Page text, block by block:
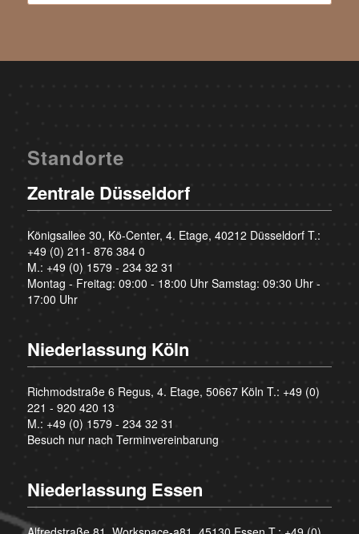
Standorte
Zentrale Düsseldorf
Königsallee 30, Kö-Center, 4. Etage, 40212 Düsseldorf T.:
+49 (0) 211- 876 384 0
M.: +49 (0) 1579 - 234 32 31
Montag - Freitag: 09:00 - 18:00 Uhr Samstag: 09:30 Uhr -
17:00 Uhr
Niederlassung Köln
Richmodstraße 6 Regus, 4. Etage, 50667 Köln T.: +49 (0)
221 - 920 420 13
M.: +49 (0) 1579 - 234 32 31
Besuch nur nach Terminvereinbarung
Niederlassung Essen